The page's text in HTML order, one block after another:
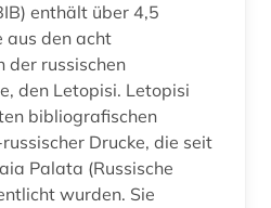
enthält über 4,5
aus den acht
der russischen
den Letopisi. Letopisi
bibliografischen
Drucke, die seit
Palata (Russische
wurden. Sie